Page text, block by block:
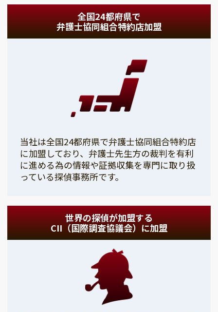
全国24都府県で
弁護士協同組合特約店加盟
当社は全国24都府県で弁護士協同組合特約店
に加盟しており、弁護士先生方の裁判を有利
に進める為の情報や証拠収集を専門に取り扱
っている探偵事務所です。
世界の探偵が加盟する
CII（国際調査協議会）に加盟